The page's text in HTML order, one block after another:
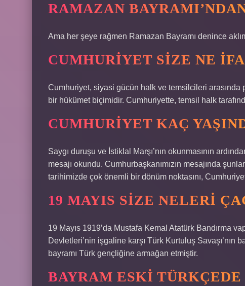
RAMAZAN
Ama her şeye rağmen Ramazan Bayramı denince
CUMHURIYET SIZE NE
Cumhuriyet, siyasi gücün halk ve temsilcileri arasında
bir hükümet biçimidir. Cumhuriyette, temsil halk
CUMHURIYET KAÇ
Saygı duruşu ve İstiklal Marşı’nın okunmasının
mesajı okundu. Cumhurbaşkanımızın mesajında
tarihimizde çok önemli bir dönüm noktasını,
19 MAYIS SIZE NELERI
19 Mayıs 1919’da Mustafa Kemal Atatürk Bandırma
Devletleri’nin işgaline karşı Türk Kurtuluş Savaşı’nın
bayramı Türk gençliğine armağan etmiştir.
BAYRAM ESKI